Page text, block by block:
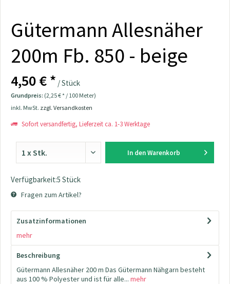
Gütermann Allesnäher
200m Fb. 850 - beige
4,50 € * / Stück
Grundpreis: (2,25 € * / 100 Meter)
inkl. MwSt. zzgl. Versandkosten
Sofort versandfertig, Lieferzeit ca. 1-3 Werktage
In den Warenkorb
Verfügbarkeit:5 Stück
Fragen zum Artikel?
Zusatzinformationen
mehr
Beschreibung
Gütermann Allesnäher 200 m Das Gütermann Nähgarn besteht
aus 100 % Polyester und ist für alle... mehr